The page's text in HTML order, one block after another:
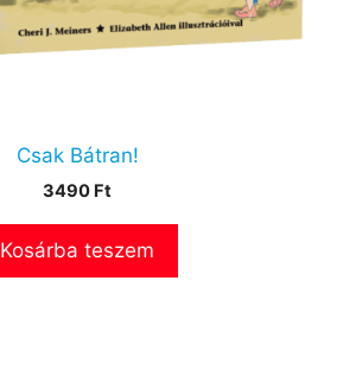
Csak Bátran!
3490 Ft
Kosárba teszem